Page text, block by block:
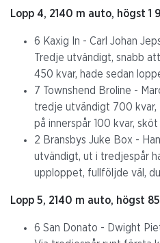
Lopp 4, 2140 m auto, högst 1
6 Kaxig In - Carl Johan
Tredje utvändigt, snabb
450 kvar, hade sedan
7 Townshend Broline -
tredje utvändigt 700
på innerspår 100 kvar,
2 Bransbys Juke Box -
utvändigt, ut i tredjespår
upploppet, fullföljde väl,
Lopp 5, 2140 m auto, högst
6 San Donato - Dwight